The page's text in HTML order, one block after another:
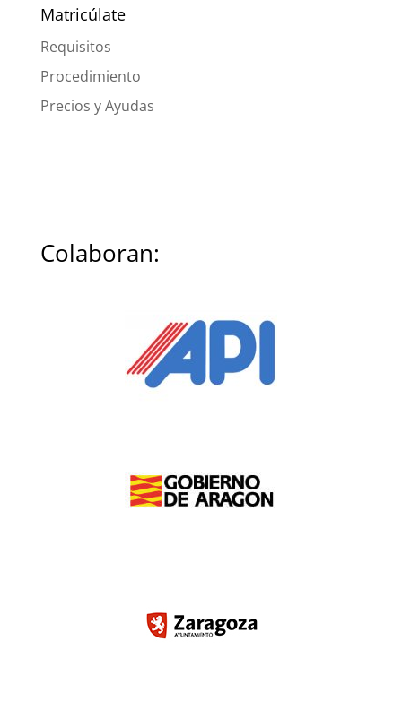
Matricúlate
Requisitos
Procedimiento
Precios y Ayudas
Colaboran: